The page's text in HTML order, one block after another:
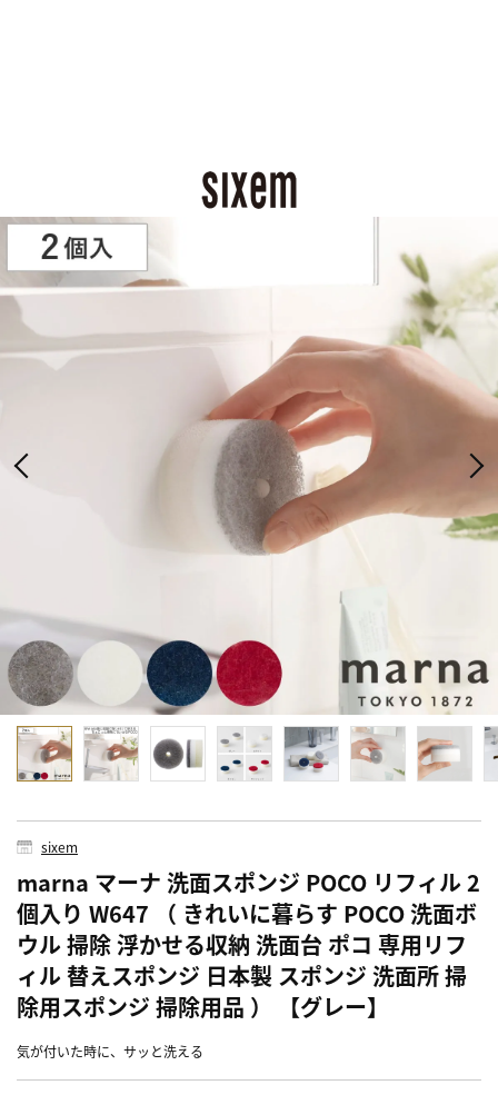
sixem
marna マーナ 洗面スポンジ POCO リフィル 2
個入り W647 （ きれいに暮らす POCO 洗面ボ
ウル 掃除 浮かせる収納 洗面台 ポコ 専用リフ
ィル 替えスポンジ 日本製 スポンジ 洗面所 掃
除用スポンジ 掃除用品 ） 【グレー】
気が付いた時に、サッと洗える